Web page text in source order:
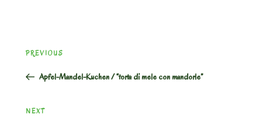
navigation
Previous
PREVIOUS
Apfel-Mandel-Kuchen / “torta di mele con mandorle”
Next
NEXT